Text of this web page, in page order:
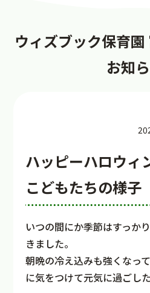
ウィズブック保育園
お知
ハッピーハロウィ
こどもたちの様子
いつの間にか季節はすっか
きました。
朝晩の冷え込みも強くなっ
に気をつけて元気に過ごし